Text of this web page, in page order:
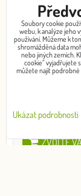
530 Kč s
ZVOLTE
Soubory cookie
webu, k analýze jeho
používání. Můžeme k
shromážděná data
nebo jiných zemích.
cookie“ vyjadřujete
můžete najít
Ukázat podrobnosti